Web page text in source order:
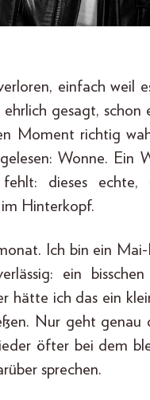
einfach weil
ehrlich gesagt,
Moment richtig
Wonne. Ein
dieses echte,
Hinterkopf.
Ich bin ein
ein
hätte ich das ein
Nur geht
öfter bei dem
sprechen.